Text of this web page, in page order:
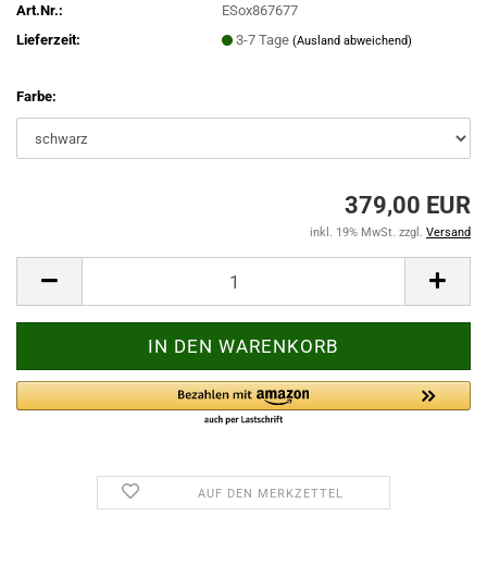
Art.Nr.:
ESox867677
Lieferzeit:
3-7 Tage(Ausland abweichend)
Farbe:
379,00 EUR
inkl. 19% MwSt. zzgl. Versand
AUF DEN MERKZETTEL